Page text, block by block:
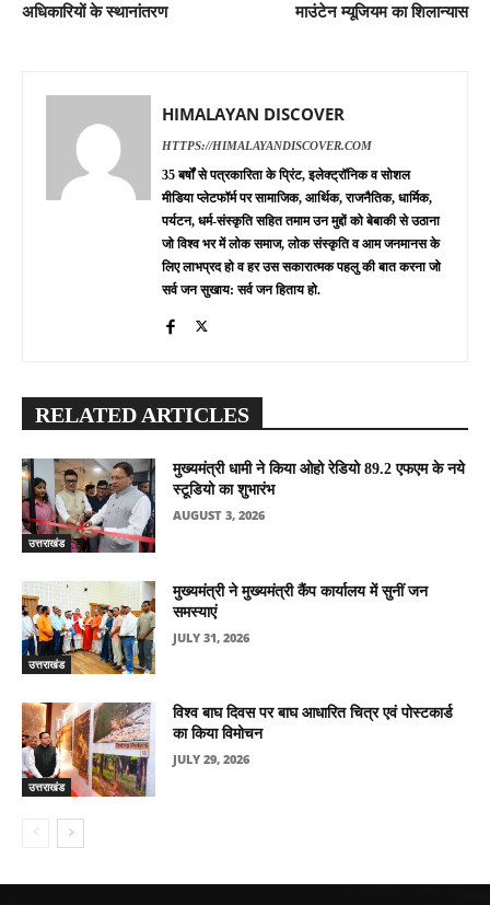
अधिकारियों के स्थानांतरण
माउंटेन म्यूजियम का शिलान्यास
HIMALAYAN DISCOVER
HTTPS://HIMALAYANDISCOVER.COM
35 बर्षों से पत्रकारिता के प्रिंट, इलेक्ट्रॉनिक व सोशल
मीडिया प्लेटफॉर्म पर सामाजिक, आर्थिक, राजनैतिक, धार्मिक,
पर्यटन, धर्म-संस्कृति सहित तमाम उन मुद्दों को बेबाकी से उठाना
जो विश्व भर में लोक समाज, लोक संस्कृति व आम जनमानस के
लिए लाभप्रद हो व हर उस सकारात्मक पहलु की बात करना जो
सर्व जन सुखाय: सर्व जन हिताय हो.
RELATED ARTICLES
उत्तराखंड
मुख्यमंत्री धामी ने किया ओहो रेडियो 89.2 एफएम के नये
स्टूडियो का शुभारंभ
AUGUST 3, 2026
उत्तराखंड
मुख्यमंत्री ने मुख्यमंत्री कैंप कार्यालय में सुनीं जन
समस्याएं
JULY 31, 2026
उत्तराखंड
विश्व बाघ दिवस पर बाघ आधारित चित्र एवं पोस्टकार्ड
का किया विमोचन
JULY 29, 2026